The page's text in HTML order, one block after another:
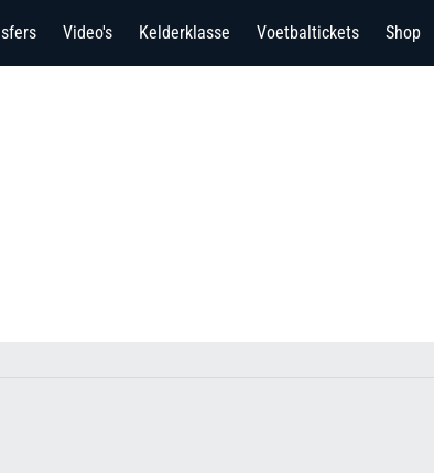
Video's Kelderklasse Voetbaltickets Shop